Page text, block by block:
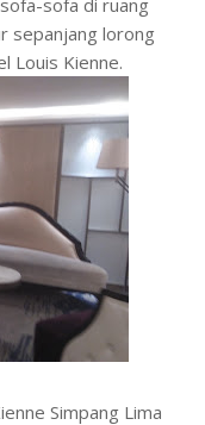
sepanjang lorong
Louis Kienne.
Simpang Lima